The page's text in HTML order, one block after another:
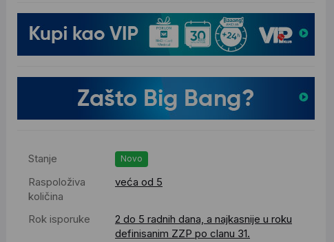
Stanje Novo
Raspoloživa
količina
veća od 5
Rok isporuke
2 do 5 radnih dana, a najkasnije u roku
definisanim ZZP po clanu 31.